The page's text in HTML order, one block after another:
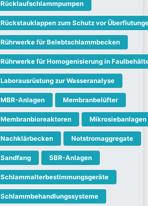
Rücklaufschlammpumpen
Rückstauklappen zum Schutz vor
Rührwerke für Belebtschlammbecken
Rührwerke für Homogenisierung in
Laborausrüstung zur Wasseranalyse
MBR-Anlagen Membranbelüfter
Membranbioreaktoren Mikrosiebanlagen
Nachklärbecken Notstromaggregate
Sandfang SBR-Anlagen
Schlammalterbestimmungsgeräte
Schlammbehandlungssysteme